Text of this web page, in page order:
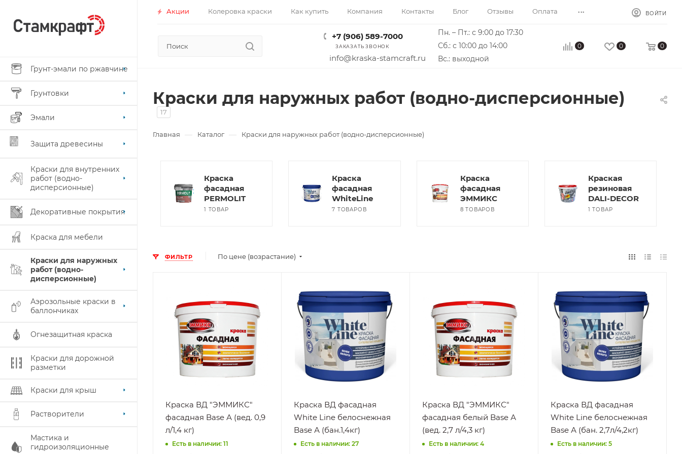
Акции Колеровка краски Как купить Компания Контакты Блог Отзывы Оплата ... ВОЙТИ
+7 (906) 589-7000
ЗАКАЗАТЬ ЗВОНОК
info@kraska-stamcraft.ru
Пн. – Пт.: с 9:00 до 17:30
Сб.: с 10:00 до 14:00
Вс.: выходной
0 0 0
Грунт-эмали по ржавчине
Грунтовки
Эмали
Защита древесины
Краски для внутренних
работ (водно-
дисперсионные)
Декоративные покрытия
Краска для мебели
Краски для наружных
работ (водно-
дисперсионные)
Аэрозольные краски в
баллончиках
Огнезащитная краска
Краски для дорожной
разметки
Краски для крыш
Растворители
Мастика и
гидроизоляционные
Краски для наружных работ (водно-дисперсионные)
17
Главная — Каталог — Краски для наружных работ (водно-дисперсионные)
Краска
фасадная
PERMOLIT
1 ТОВАР
Краска
фасадная
WhiteLine
7 ТОВАРОВ
Краска
фасадная
ЭММИКС
8 ТОВАРОВ
Краская
резиновая
DALI-DECOR
1 ТОВАР
ФИЛЬТР По цене (возрастание)
Асбестоцементные
поверхности,
Бетон, ДСП,
Дерево, Кирпич,
Фанера, Цемент,
Штукатурка
Нанесение
Стойкость к
Мокрому
истиранию,
Раствору
Краска ВД "ЭММИКС"
фасадная Base А (вед. 0,9
л/1,4 кг)
Есть в наличии: 11
OSB,
Асбестоцементные
поверхности,
Бетон,
Гипсокартон,
ДСП, Дерево,
Камень,
Керамика,
Кирпич, МДФ,
Штукатурка
Нанесение
На
подготовленную
Краска ВД фасадная
White Line белоснежная
Base А (бан.1,4кг)
Есть в наличии: 27
ДСП, Дерево,
Кирпич, Фанера,
Чугун,
Штукатурка
Нанесение
При плюсовых
температурах
истиранию,
Раствору
бытовых моющих
средств, УФ-
лучам
Краска ВД "ЭММИКС"
фасадная белый Base А
(вед. 2,7 л/4,3 кг)
Есть в наличии: 4
OSB,
Асбестоцементные
поверхности,
Бетон,
Гипсокартон,
ДСП, Дерево,
Камень,
Керамика,
Кирпич, МДФ,
Штукатурка
Нанесение
На
подготовленную
Краска ВД фасадная
White Line белоснежная
Base А (бан. 2,7л/4,2кг)
Есть в наличии: 5